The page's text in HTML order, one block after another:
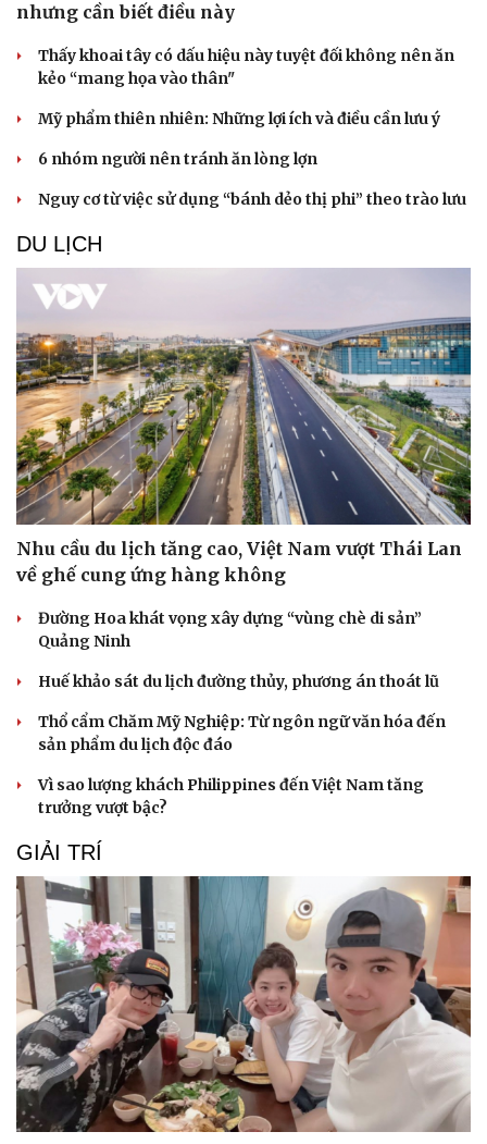
nhưng cần biết điều này
Thấy khoai tây có dấu hiệu này tuyệt đối không nên ăn
kẻo “mang họa vào thân"
Mỹ phẩm thiên nhiên: Những lợi ích và điều cần lưu ý
6 nhóm người nên tránh ăn lòng lợn
Nguy cơ từ việc sử dụng “bánh dẻo thị phi” theo trào lưu
DU LỊCH
Nhu cầu du lịch tăng cao, Việt Nam vượt Thái Lan
về ghế cung ứng hàng không
Đường Hoa khát vọng xây dựng “vùng chè di sản”
Quảng Ninh
Huế khảo sát du lịch đường thủy, phương án thoát lũ
Thổ cẩm Chăm Mỹ Nghiệp: Từ ngôn ngữ văn hóa đến
sản phẩm du lịch độc đáo
Vì sao lượng khách Philippines đến Việt Nam tăng
trưởng vượt bậc?
GIẢI TRÍ